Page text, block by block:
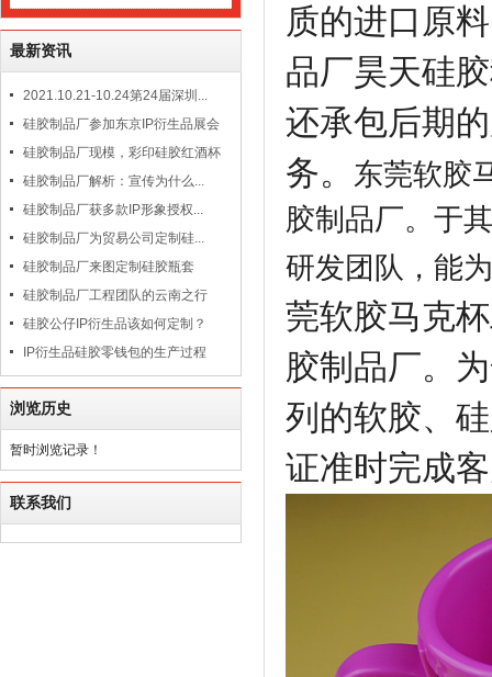
最新资讯
2021.10.21-10.24第24届深圳...
硅胶制品厂参加东京IP衍生品展会
硅胶制品厂现模，彩印硅胶红酒杯
硅胶制品厂解析：宣传为什么...
硅胶制品厂获多款IP形象授权...
硅胶制品厂为贸易公司定制硅...
硅胶制品厂来图定制硅胶瓶套
硅胶制品厂工程团队的云南之行
硅胶公仔IP衍生品该如何定制？
IP衍生品硅胶零钱包的生产过程
浏览历史
暂时浏览记录！
联系我们
质的进口原
品厂昊天硅
还承包后期
务。
东莞软胶
胶制品厂。于
研发团队，能
莞软胶马克
胶制品厂。
列的软胶、
证准时完成